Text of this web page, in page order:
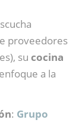
proveedores
su cocina
a la
: Grupo